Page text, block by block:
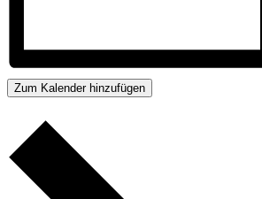
Zum Kalender hinzufügen